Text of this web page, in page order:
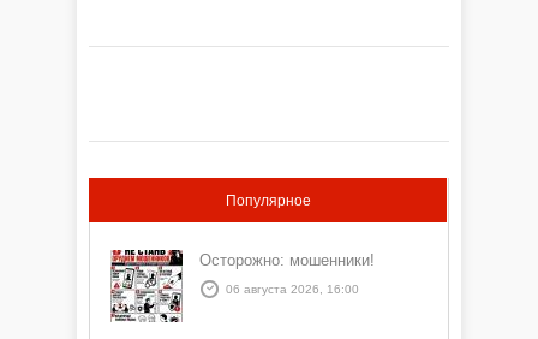
Популярное
Осторожно: мошенники!
06 августа 2026, 16:00